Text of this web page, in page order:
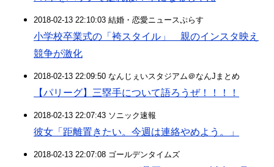
2018-02-13 22:10:03 結婚・恋愛ニュースぷらす
小学校卒業式の「袴スタイル」 親のインスタ映え
競争が激化
2018-02-13 22:09:50 なんじぇいスタジアム＠なんJまとめ
【パリーグ】三塁手について語ろうぜ！！！！
2018-02-13 22:07:43 ソニック速報
彼女「距離置きたい。今週は連絡やめよう。」
2018-02-13 22:07:08 ゴールデンタイムズ